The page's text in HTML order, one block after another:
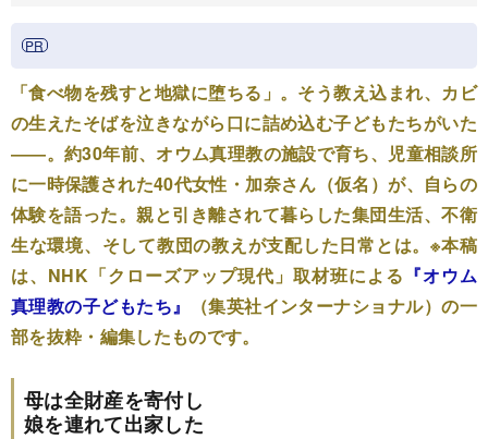
「食べ物を残すと地獄に堕ちる」。そう教え込まれ、カビ
の生えたそばを泣きながら口に詰め込む子どもたちがいた
――。約30年前、オウム真理教の施設で育ち、児童相談所
に一時保護された40代女性・加奈さん（仮名）が、自らの
体験を語った。親と引き離されて暮らした集団生活、不衛
生な環境、そして教団の教えが支配した日常とは。※本稿
は、NHK「クローズアップ現代」取材班による 『オウム
真理教の子どもたち』
（集英社インターナショナル）の一
部を抜粋・編集したものです。
母は全財産を寄付し
娘を連れて出家した